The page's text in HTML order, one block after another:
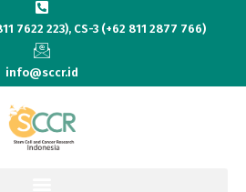
7622 223), CS-3 (+62 811 2877 766)
info@sccr.id